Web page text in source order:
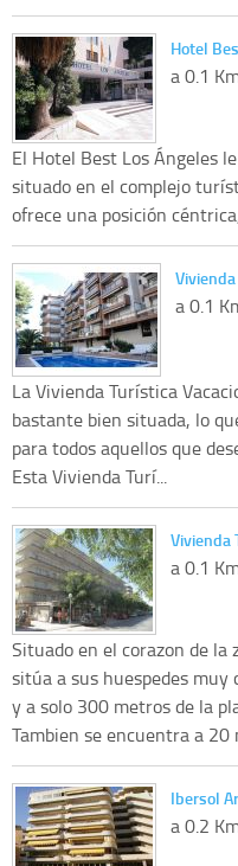
Hotel
a 0.1
El Hotel Best Los Ángeles
situado en el complejo
ofrece una posición
a 0.1
La Vivienda Turística
bastante bien situada, lo
para todos aquellos que
Esta Vivienda Turí...
Vivienda
a 0.1
Situado en el corazon de
sitúa a sus huespedes muy
y a solo 300 metros de la
Tambien se encuentra a 20
Ibersol
a 0.2